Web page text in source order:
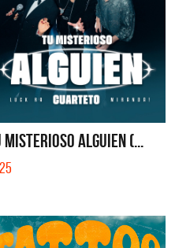
MISTERIOSO ALGUIEN (...